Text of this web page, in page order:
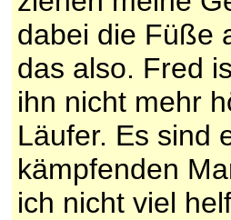
dabei die Füße
das also. Fred
ihn nicht mehr
Läufer. Es sind
kämpfenden
ich nicht viel